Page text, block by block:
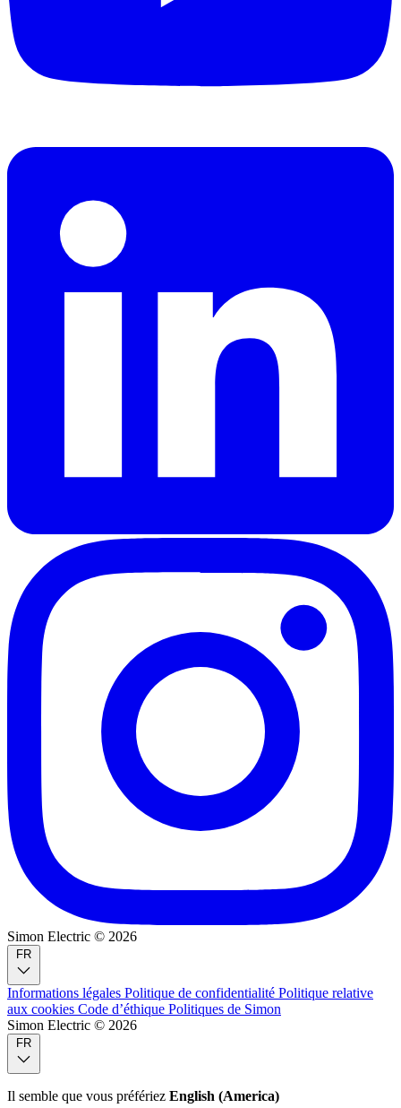
Simon Electric © 2026
Informations légales Politique de confidentialité Politique relative
aux cookies Code d’éthique Politiques de Simon
Simon Electric © 2026
Il semble que vous préfériez English (America)